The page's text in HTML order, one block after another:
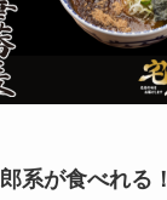
系が食べれる！